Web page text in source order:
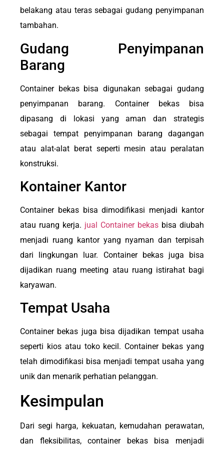
belakang atau teras sebagai gudang penyimpanan
tambahan.
Gudang Penyimpanan
Barang
Container bekas bisa digunakan sebagai gudang
penyimpanan barang. Container bekas bisa
dipasang di lokasi yang aman dan strategis
sebagai tempat penyimpanan barang dagangan
atau alat-alat berat seperti mesin atau peralatan
konstruksi.
Kontainer Kantor
Container bekas bisa dimodifikasi menjadi kantor
atau ruang kerja. jual Container bekas bisa diubah
menjadi ruang kantor yang nyaman dan terpisah
dari lingkungan luar. Container bekas juga bisa
dijadikan ruang meeting atau ruang istirahat bagi
karyawan.
Tempat Usaha
Container bekas juga bisa dijadikan tempat usaha
seperti kios atau toko kecil. Container bekas yang
telah dimodifikasi bisa menjadi tempat usaha yang
unik dan menarik perhatian pelanggan.
Kesimpulan
Dari segi harga, kekuatan, kemudahan perawatan,
dan fleksibilitas, container bekas bisa menjadi